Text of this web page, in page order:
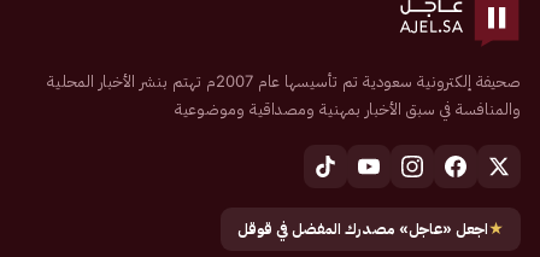
صحيفة إلكترونية سعودية تم تأسيسها عام 2007م تهتم بنشر الأخبار المحلية
والمنافسة في سبق الأخبار بمهنية ومصداقية وموضوعية
★اجعل «عاجل» مصدرك المفضل في قوقل